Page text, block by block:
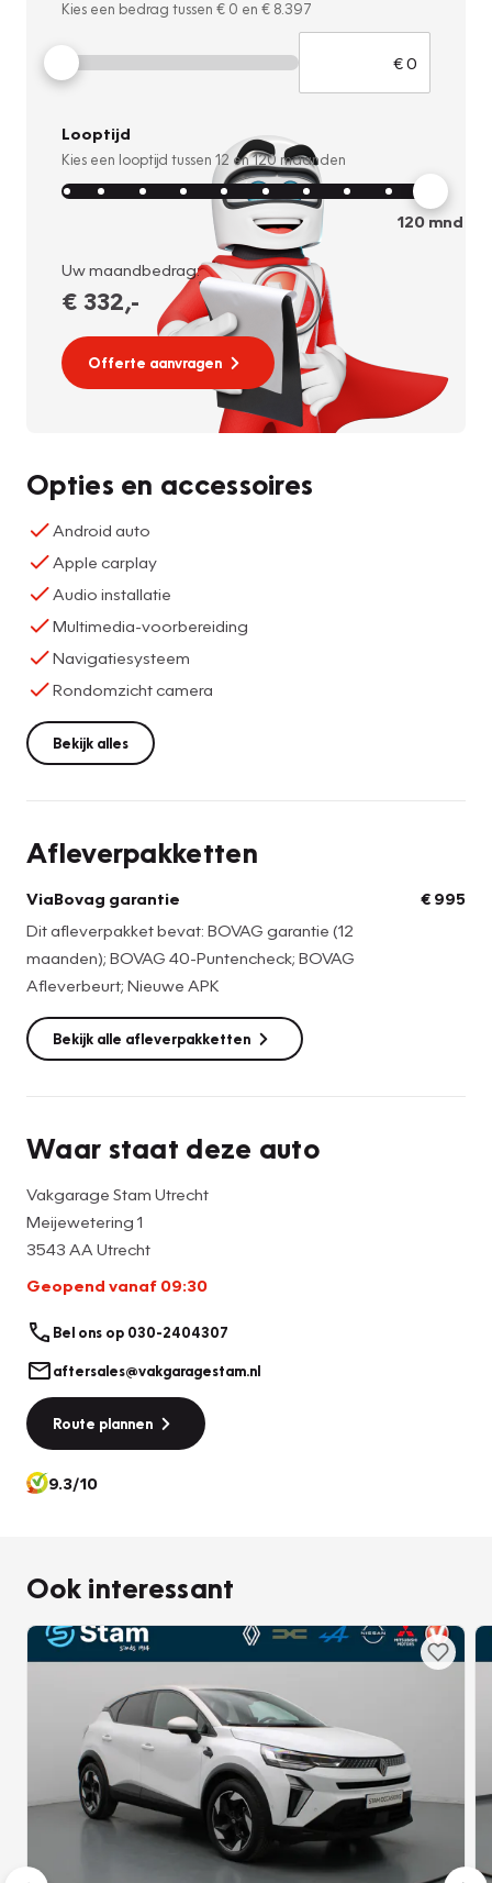
Kies een bedrag tussen € 0 en € 8.397
Looptijd
Kies een looptijd tussen 12 en120 maanden
120mnd
Uw maandbedrag:
€ 332,-
Offerte aanvragen
Opties en accessoires
Android auto
Apple carplay
Audio installatie
Multimedia-voorbereiding
Navigatiesysteem
Rondomzicht camera
Bekijk alles
Afleverpakketten
ViaBovag garantie
Dit afleverpakket bevat: BOVAG garantie (12
maanden); BOVAG 40-Puntencheck; BOVAG
Afleverbeurt; Nieuwe APK
€ 995
Bekijk alle afleverpakketten
Waar staat deze auto
Vakgarage Stam Utrecht
Meijewetering 1
3543 AA Utrecht
Geopend vanaf 09:30
Bel ons op 030-2404307
aftersales@vakgaragestam.nl
Route plannen
9.3/10
Ook interessant